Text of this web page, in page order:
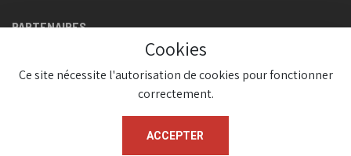
PARTENAIRES
Cookies
Ce site nécessite l'autorisation de cookies pour fonctionner
correctement.
ACCEPTER